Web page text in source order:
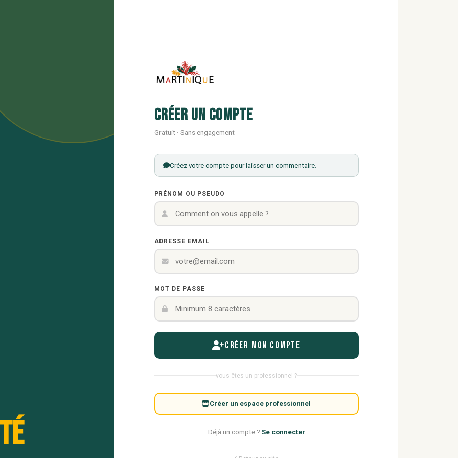
Créer un compte
Gratuit · Sans engagement
Créez votre compte pour laisser un commentaire.
PRÉNOM OU PSEUDO
ADRESSE EMAIL
MOT DE PASSE
Créer mon compte
vous êtes un professionnel ?
Créer un espace professionnel
Déjà un compte ? Se connecter